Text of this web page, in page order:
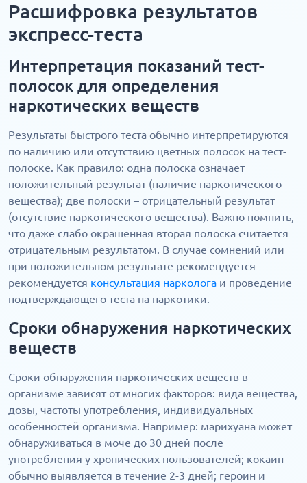
Расшифровка результатов
экспресс-теста
Интерпретация показаний тест-
полосок для определения
наркотических веществ
Результаты быстрого теста обычно интерпретируются
по наличию или отсутствию цветных полосок на тест-
полоске. Как правило: одна полоска означает
положительный результат (наличие наркотического
вещества); две полоски – отрицательный результат
(отсутствие наркотического вещества). Важно помнить,
что даже слабо окрашенная вторая полоска считается
отрицательным результатом. В случае сомнений или
при положительном результате рекомендуется
рекомендуется консультация нарколога и проведение
подтверждающего теста на наркотики.
Сроки обнаружения наркотических
веществ
Сроки обнаружения наркотических веществ в
организме зависят от многих факторов: вида вещества,
дозы, частоты употребления, индивидуальных
особенностей организма. Например: марихуана может
обнаруживаться в моче до 30 дней после
употребления у хронических пользователей; кокаин
обычно выявляется в течение 2-3 дней; героин и